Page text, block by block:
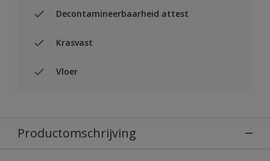
Decontamineerbaarheid attest
Krasvast
Vloer
Productomschrijving